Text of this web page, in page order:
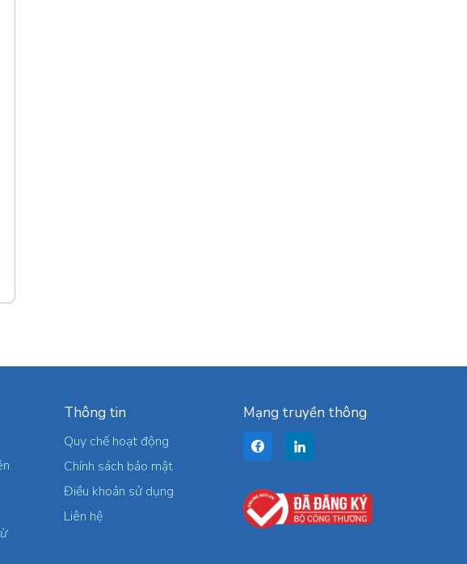
Thông tin
Quy chế hoạt động
Chính sách bảo mật
Điều khoản sử dụng
Liên hệ
Mạng truyền thông